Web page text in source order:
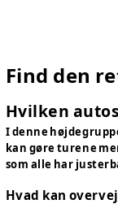
Find den
Hvilken
I denne
kan gøre turene
som alle har
Hvad kan